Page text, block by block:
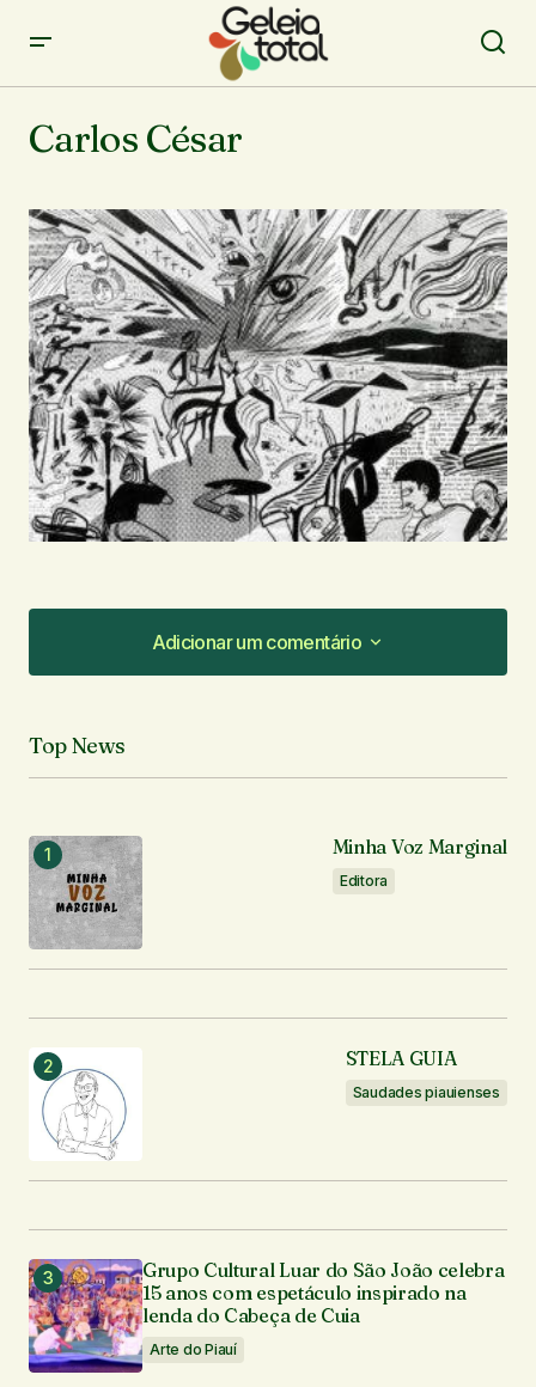
Carlos César
Adicionar um comentário
Adicionar um comentário
O seu endereço de e-mail não será publicado.
Comentário
Seu nome*
Seu e-mail
Enviar comentário
Top News
Minha Voz Marginal
Editora
STELA GUIA
Saudades piauienses
Grupo Cultural Luar do São João celebra
15 anos com espetáculo inspirado na
lenda do Cabeça de Cuia
Arte do Piauí